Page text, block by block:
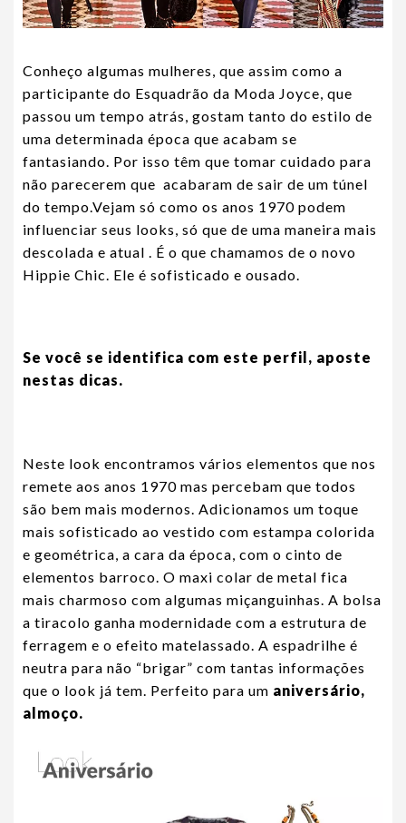
Conheço algumas mulheres, que assim como a
participante do Esquadrão da Moda Joyce, que
passou um tempo atrás, gostam tanto do estilo de
uma determinada época que acabam se
fantasiando. Por isso têm que tomar cuidado para
não parecerem que acabaram de sair de um túnel
do tempo.Vejam só como os anos 1970 podem
influenciar seus looks, só que de uma maneira mais
descolada e atual . É o que chamamos de o novo
Hippie Chic. Ele é sofisticado e ousado.
Se você se identifica com este perfil, aposte
nestas dicas.
Neste look encontramos vários elementos que nos
remete aos anos 1970 mas percebam que todos
são bem mais modernos. Adicionamos um toque
mais sofisticado ao vestido com estampa colorida
e geométrica, a cara da época, com o cinto de
elementos barroco. O maxi colar de metal fica
mais charmoso com algumas miçanguinhas. A bolsa
a tiracolo ganha modernidade com a estrutura de
ferragem e o efeito matelassado. A espadrilhe é
neutra para não “brigar” com tantas informações
que o look já tem. Perfeito para um aniversário,
almoço.